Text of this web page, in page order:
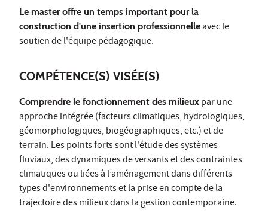
Le master offre un temps important pour la
construction d'une insertion professionnelleavec le
soutien de l'équipe pédagogique.
COMPÉTENCE(S) VISÉE(S)
Comprendre le fonctionnement des milieux par une
approche intégrée (facteurs climatiques, hydrologiques,
géomorphologiques, biogéographiques, etc.) et de
terrain. Les points forts sont l'étude des systèmes
fluviaux, des dynamiques de versants et des contraintes
climatiques ou liées à l’aménagement dans différents
types d'environnements et la prise en compte de la
trajectoire des milieux dans la gestion contemporaine.